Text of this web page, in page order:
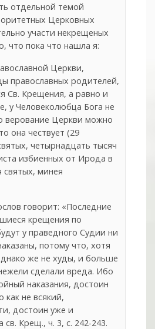
отдельной темой
Церковных
участи некрещеных
что пока что нашла я:
Церкви,
православных родителей,
Св. Крещения, а равно и
у Человеколюбца Бога не
верование Церкви можно
она чествует (29
четырнадцать тысяч
избиенных от Ирода в
минея
говорит: «Последние
крещения по
у праведного Судии ни
потому что, хотя
же не худы, и больше
сделали вреда. Ибо
наказания, достоин
как не всякий,
достоин уже и
св. Крещ., ч. 3, с. 242-243.